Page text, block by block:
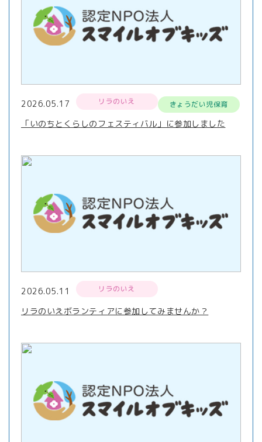
2026.05.17 リラのいえ きょうだい児保育
「いのちとくらしのフェスティバル」に参加しました
2026.05.11 リラのいえ
リラのいえボランティアに参加してみませんか？